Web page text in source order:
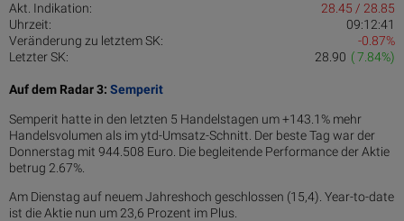
Akt. Indikation:
28.45 / 28.85
Uhrzeit:
09:12:41
Veränderung zu letztem SK:
-0.87%
Letzter SK:
( 7.84%)
28.90
Auf dem Radar 3: Semperit
Semperit hatte in den letzten 5 Handelstagen um +143.1% mehr
Handelsvolumen als im ytd-Umsatz-Schnitt. Der beste Tag war der
Donnerstag mit 944.508 Euro. Die begleitende Performance der Aktie
betrug 2.67%.
Am Dienstag auf neuem Jahreshoch geschlossen (15,4). Year-to-date
ist die Aktie nun um 23,6 Prozent im Plus.